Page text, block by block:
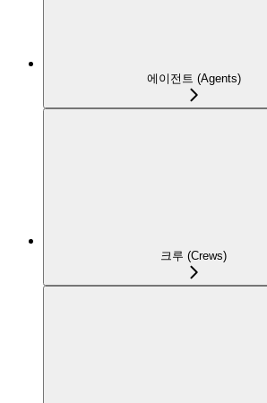
에이전트 (Agents)
크루 (Crews)